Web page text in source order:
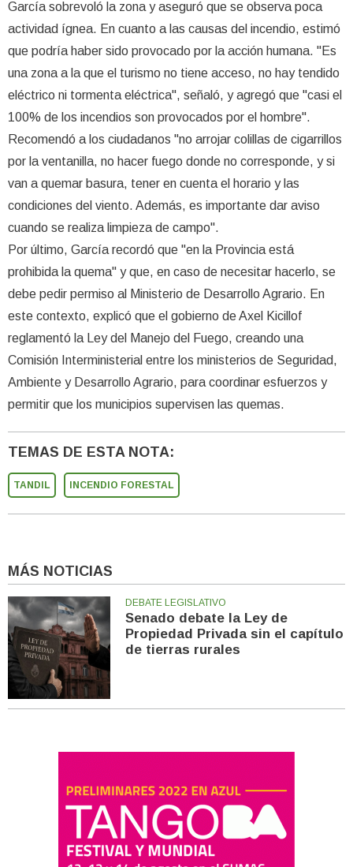
García sobrevoló la zona y aseguró que se observa poca
actividad ígnea. En cuanto a las causas del incendio, estimó
que podría haber sido provocado por la acción humana. "Es
una zona a la que el turismo no tiene acceso, no hay tendido
eléctrico ni tormenta eléctrica", señaló, y agregó que "casi el
100% de los incendios son provocados por el hombre".
Recomendó a los ciudadanos "no arrojar colillas de cigarrillos
por la ventanilla, no hacer fuego donde no corresponde, y si
van a quemar basura, tener en cuenta el horario y las
condiciones del viento. Además, es importante dar aviso
cuando se realiza limpieza de campo".
Por último, García recordó que "en la Provincia está
prohibida la quema" y que, en caso de necesitar hacerlo, se
debe pedir permiso al Ministerio de Desarrollo Agrario. En
este contexto, explicó que el gobierno de Axel Kicillof
reglamentó la Ley del Manejo del Fuego, creando una
Comisión Interministerial entre los ministerios de Seguridad,
Ambiente y Desarrollo Agrario, para coordinar esfuerzos y
permitir que los municipios supervisen las quemas.
TEMAS DE ESTA NOTA:
TANDIL INCENDIO FORESTAL
MÁS NOTICIAS
DEBATE LEGISLATIVO
Senado debate la Ley de
Propiedad Privada sin el capítulo
de tierras rurales